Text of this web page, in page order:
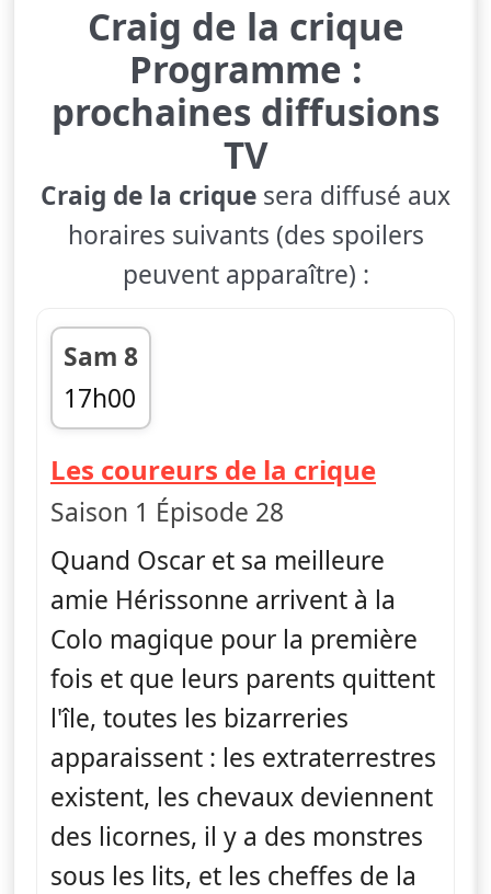
Craig de la crique
Programme :
prochaines diffusions
TV
Craig de la crique sera diffusé aux
horaires suivants (des spoilers
peuvent apparaître) :
Sam 8
17h00
fin 17h10
Les coureurs de la crique— Craig
Saison 1 Épisode 28
Quand Oscar et sa meilleure
amie Hérissonne arrivent à la
Colo magique pour la première
fois et que leurs parents quittent
l'île, toutes les bizarreries
apparaissent : les extraterrestres
existent, les chevaux deviennent
des licornes, il y a des monstres
sous les lits, et les cheffes de la